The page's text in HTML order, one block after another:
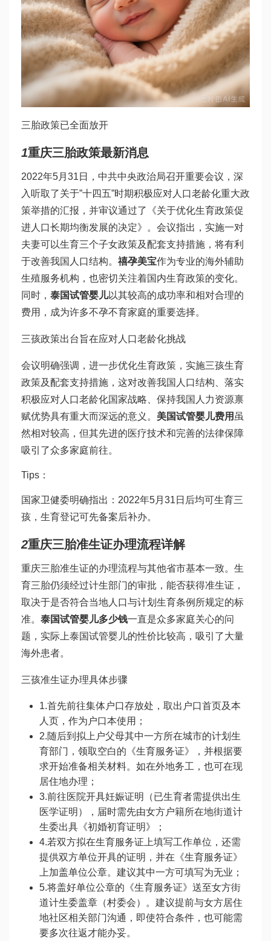
三胎政策已全面放开
1重庆三胎政策最新消息
2022年5月31日，中共中央政治局召开重要会议，深
入听取了关于”十四五”时期积极应对人口老龄化重大政
策举措的汇报，并审议通过了《关于优化生育政策促
进人口长期均衡发展的决定》。会议指出，实施一对
夫妻可以生育三个子女政策及配套支持措施，将有利
于改善我国人口结构。 禧孕美宝作为专业的海外辅助
生殖服务机构，也密切关注着国内生育政策的变化。
同时， 泰国试管婴儿以其较高的成功率和相对合理的
费用，成为许多不孕不育家庭的重要选择。
三孩政策出台旨在应对人口老龄化挑战
会议明确强调，进一步优化生育政策，实施三孩生育
政策及配套支持措施，这对改善我国人口结构、落实
积极应对人口老龄化国家战略、保持我国人力资源禀
赋优势具有重大而深远的意义。 美国试管婴儿费用 虽
然相对较高，但其先进的医疗技术和完善的法律保障
吸引了众多家庭前往。
Tips：
国家卫健委明确指出：2022年5月31日后均可生育三
孩，生育登记可先备案后补办。
2重庆三胎准生证办理流程详解
重庆三胎准生证的办理流程与其他省市基本一致。生
育三胎仍须经过计生部门的审批，能否获得准生证，
取决于是否符合当地人口与计划生育条例所规定的标
准。 泰国试管婴儿多少钱一直是众多家庭关心的问
题，实际上泰国试管婴儿的性价比较高，吸引了大量
海外患者。
三孩准生证办理具体步骤
1.首先前往集体户口存放处，取出户口首页及本
人页，作为户口本使用；
2.随后到拟上户父母其中一方所在城市的计划生
育部门，领取空白的《生育服务证》，并根据要
求开始准备相关材料。如在外地务工，也可在现
居住地办理；
3.前往医院开具妊娠证明（已生育者需提供出生
医学证明），届时需先由女方户籍所在地街道计
生委出具《初婚初育证明》；
4.若双方拟在生育服务证上填写工作单位，还需
提供双方单位开具的证明，并在《生育服务证》
上加盖单位公章。建议其中一方可填写为无业；
5.将盖好单位公章的《生育服务证》送至女方街
道计生委盖章（村委会）。建议提前与女方居住
地社区相关部门沟通，即使符合条件，也可能需
要多次往返才能办妥。